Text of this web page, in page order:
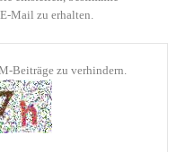
Mail zu erhalten.
Beiträge zu verhindern.